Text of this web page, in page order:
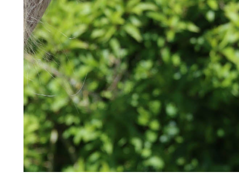
Hiltons Herbs
Horka
Horsena
Horseware
HV Polo
Imperial Riding
Jump'in
Kare Solution
Mattes